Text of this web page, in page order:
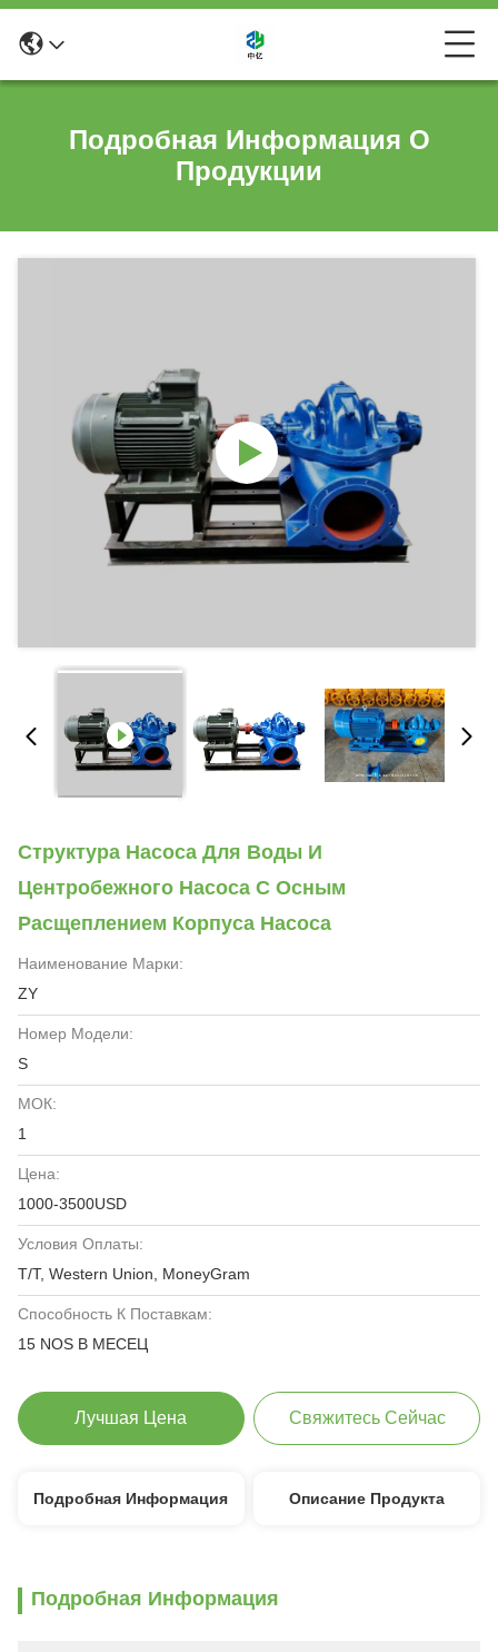
Подробная Информация О
Продукции
Структура Насоса Для Воды И
Центробежного Насоса С Осным
Расщеплением Корпуса Насоса
Наименование Марки:
ZY
Номер Модели:
S
МОК:
1
Цена:
1000-3500USD
Условия Оплаты:
T/T, Western Union, MoneyGram
Способность К Поставкам:
15 NOS В МЕСЕЦ
Лучшая Цена Свяжитесь Сейчас
Подробная Информация Описание Продукта
Подробная Информация